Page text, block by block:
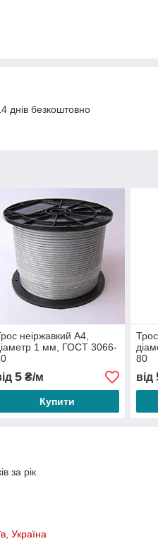
днів безкоштовно
неіржавкий А4,
1 мм, ГОСТ 3066-
5₴/м
Купити
80
від
за рік
Україна